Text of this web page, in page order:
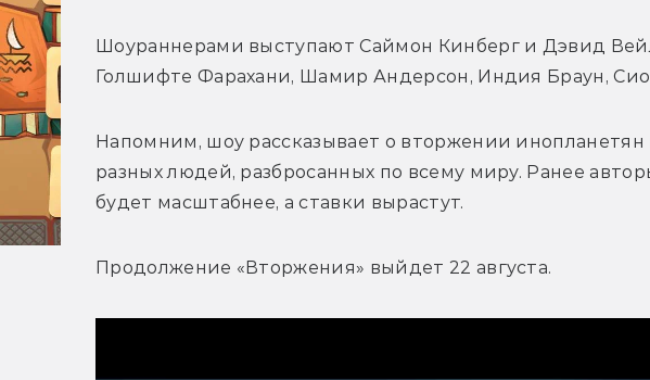
Шоураннерами выступают
Голшифте Фарахани, Шамир Андерсон, Индия Браун,
Напомним, шоу рассказывает о вторжении
разных людей, разбросанных по всему миру. Ранее
будет масштабнее, а ставки вырастут.
Продолжение «Вторжения» выйдет 22 августа.